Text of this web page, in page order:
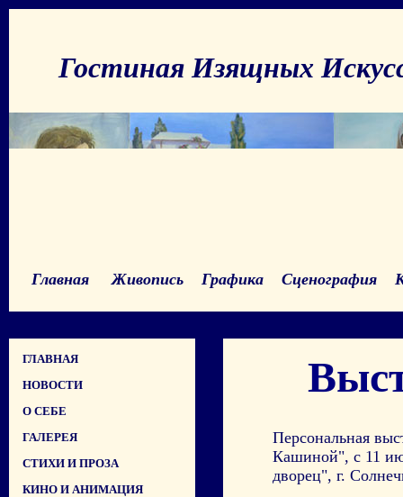
Гостиная Изящных
Главная Живопись Графика Сценография
ГЛАВНАЯ
НОВОСТИ
О СЕБЕ
ГАЛЕРЕЯ
СТИХИ И ПРОЗА
КИНО И АНИМАЦИЯ
Персональная
Кашиной", с 11
дворец", г.